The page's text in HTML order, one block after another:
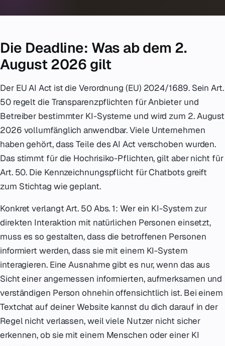
Die Deadline: Was ab dem 2.
August 2026 gilt
Der EU AI Act ist die Verordnung (EU) 2024/1689. Sein Art.
50 regelt die Transparenzpflichten für Anbieter und
Betreiber bestimmter KI-Systeme und wird zum 2. August
2026 vollumfänglich anwendbar. Viele Unternehmen
haben gehört, dass Teile des AI Act verschoben wurden.
Das stimmt für die Hochrisiko-Pflichten, gilt aber nicht für
Art. 50. Die Kennzeichnungspflicht für Chatbots greift
zum Stichtag wie geplant.
Konkret verlangt Art. 50 Abs. 1: Wer ein KI-System zur
direkten Interaktion mit natürlichen Personen einsetzt,
muss es so gestalten, dass die betroffenen Personen
informiert werden, dass sie mit einem KI-System
interagieren. Eine Ausnahme gibt es nur, wenn das aus
Sicht einer angemessen informierten, aufmerksamen und
verständigen Person ohnehin offensichtlich ist. Bei einem
Textchat auf deiner Website kannst du dich darauf in der
Regel nicht verlassen, weil viele Nutzer nicht sicher
erkennen, ob sie mit einem Menschen oder einer KI